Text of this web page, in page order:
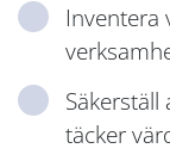
Inventera
täcker